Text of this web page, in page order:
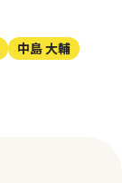
中島 大輔